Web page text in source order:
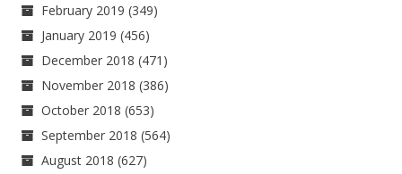
February 2019 (349)
January 2019 (456)
December 2018 (471)
November 2018 (386)
October 2018 (653)
September 2018 (564)
August 2018 (627)